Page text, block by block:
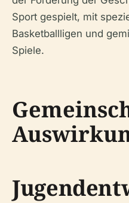
Sport gespielt, mit
Basketballligen und
Spiele.